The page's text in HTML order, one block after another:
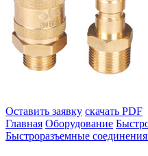
Оставить заявку скачать PDF
Главная Оборудование
Быстроразъемные